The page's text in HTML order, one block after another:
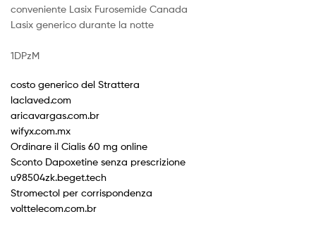
conveniente Lasix Furosemide Canada
Lasix generico durante la notte
1DPzM
costo generico del Strattera
laclaved.com
aricavargas.com.br
wifyx.com.mx
Ordinare il Cialis 60 mg online
Sconto Dapoxetine senza prescrizione
u98504zk.beget.tech
Stromectol per corrispondenza
volttelecom.com.br